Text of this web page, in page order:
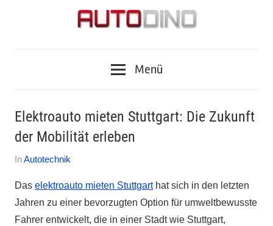
Zubehör
und
Journalisten
haben
die
Menü
Elektroauto mieten Stuttgart: Die Zukunft
der Mobilität erleben
Am
September
2024
Von
InAutotechnik
Das elektroauto mieten Stuttgarthat sich in den letzten
Jahren zu einer bevorzugten Option für umweltbewusste
Fahrer entwickelt, die in einer Stadt wie Stuttgart,